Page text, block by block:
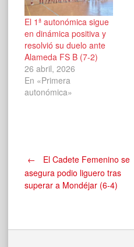
El 1ª autonómica sigue
en dinámica positiva y
resolvió su duelo ante
Alameda FS B (7-2)
26 abril, 2026
En «Primera
autonómica»
Navegación
de
entradas
←
El Cadete Femenino se
asegura podio liguero tras
superar a Mondéjar (6-4)